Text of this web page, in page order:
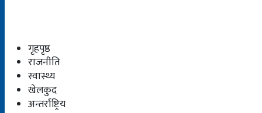
गृहपृष्ठ
राजनीति
स्वास्थ्य
खेलकुद
अन्तर्राष्ट्रिय